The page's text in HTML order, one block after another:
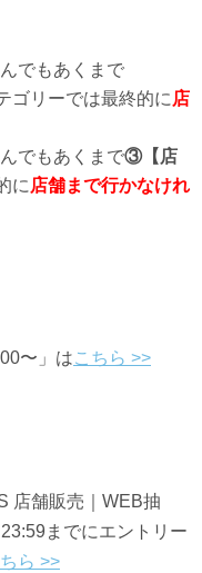
でもあくまで
ゴリーでは最終的に 店
でもあくまで③【店
に 店舗まで行かなけれ
〜」はこちら >>
店舗販売｜WEB抽
までにエントリー
ら >>